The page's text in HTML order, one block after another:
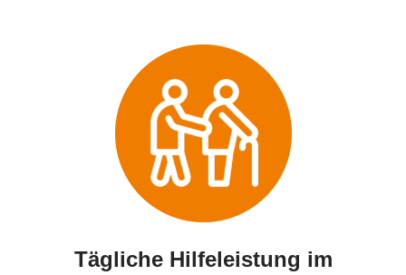
Tägliche Hilfeleistung im